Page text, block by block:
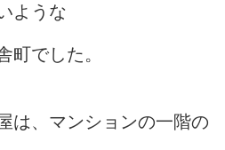
ような
町でした。
は、マンションの一階の